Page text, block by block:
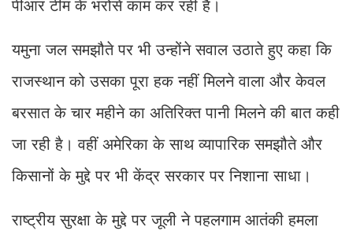
पीआर टीम के भरोसे काम कर रही है।
यमुना जल समझौते पर भी उन्होंने सवाल उठाते हुए कहा कि
राजस्थान को उसका पूरा हक नहीं मिलने वाला और केवल
बरसात के चार महीने का अतिरिक्त पानी मिलने की बात कही
जा रही है। वहीं अमेरिका के साथ व्यापारिक समझौते और
किसानों के मुद्दे पर भी केंद्र सरकार पर निशाना साधा।
राष्ट्रीय सुरक्षा के मुद्दे पर जूली ने पहलगाम आतंकी हमला